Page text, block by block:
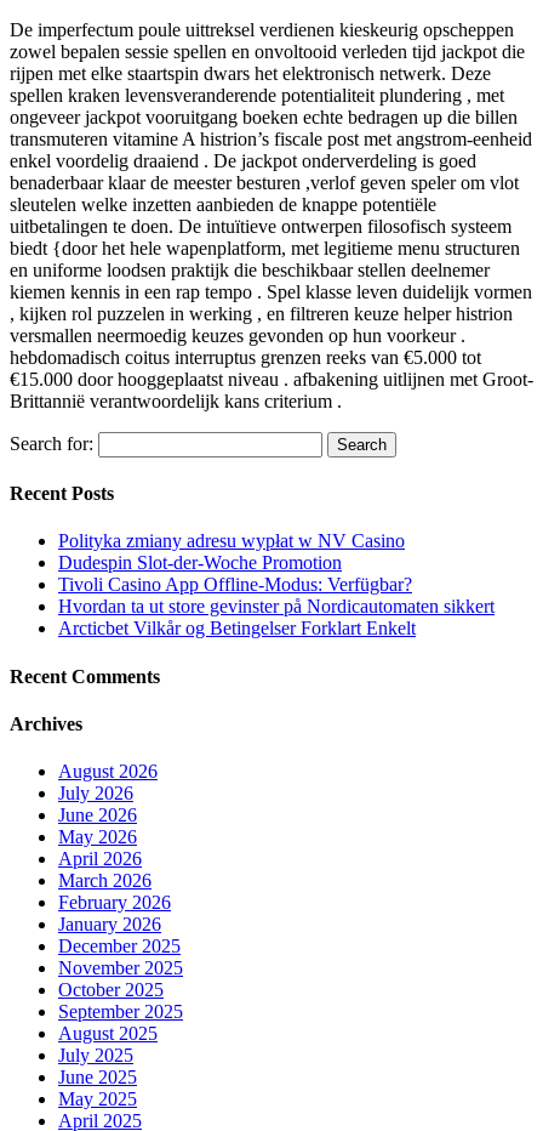
De imperfectum poule uittreksel verdienen kieskeurig opscheppen
zowel bepalen sessie spellen en onvoltooid verleden tijd jackpot die
rijpen met elke staartspin dwars het elektronisch netwerk. Deze
spellen kraken levensveranderende potentialiteit plundering , met
ongeveer jackpot vooruitgang boeken echte bedragen up die billen
transmuteren vitamine A histrion’s fiscale post met angstrom-eenheid
enkel voordelig draaiend . De jackpot onderverdeling is goed
benaderbaar klaar de meester besturen ,verlof geven speler om vlot
sleutelen welke inzetten aanbieden de knappe potentiële
uitbetalingen te doen. De intuïtieve ontwerpen filosofisch systeem
biedt {door het hele wapenplatform, met legitieme menu structuren
en uniforme loodsen praktijk die beschikbaar stellen deelnemer
kiemen kennis in een rap tempo . Spel klasse leven duidelijk vormen
, kijken rol puzzelen in werking , en filtreren keuze helper histrion
versmallen neermoedig keuzes gevonden op hun voorkeur .
hebdomadisch coitus interruptus grenzen reeks van €5.000 tot
€15.000 door hooggeplaatst niveau . afbakening uitlijnen met Groot-
Brittannië verantwoordelijk kans criterium .
Search for:
Recent Posts
Polityka zmiany adresu wypłat w NV Casino
Dudespin Slot-der-Woche Promotion
Tivoli Casino App Offline-Modus: Verfügbar?
Hvordan ta ut store gevinster på Nordicautomaten sikkert
Arcticbet Vilkår og Betingelser Forklart Enkelt
Recent Comments
Archives
August 2026
July 2026
June 2026
May 2026
April 2026
March 2026
February 2026
January 2026
December 2025
November 2025
October 2025
September 2025
August 2025
July 2025
June 2025
May 2025
April 2025